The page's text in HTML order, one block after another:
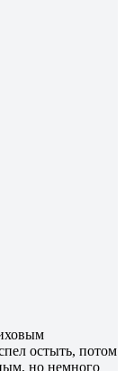
остыть, потом
но немного